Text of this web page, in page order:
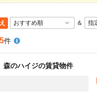
＆
5件
森のハイジの賃貸物件